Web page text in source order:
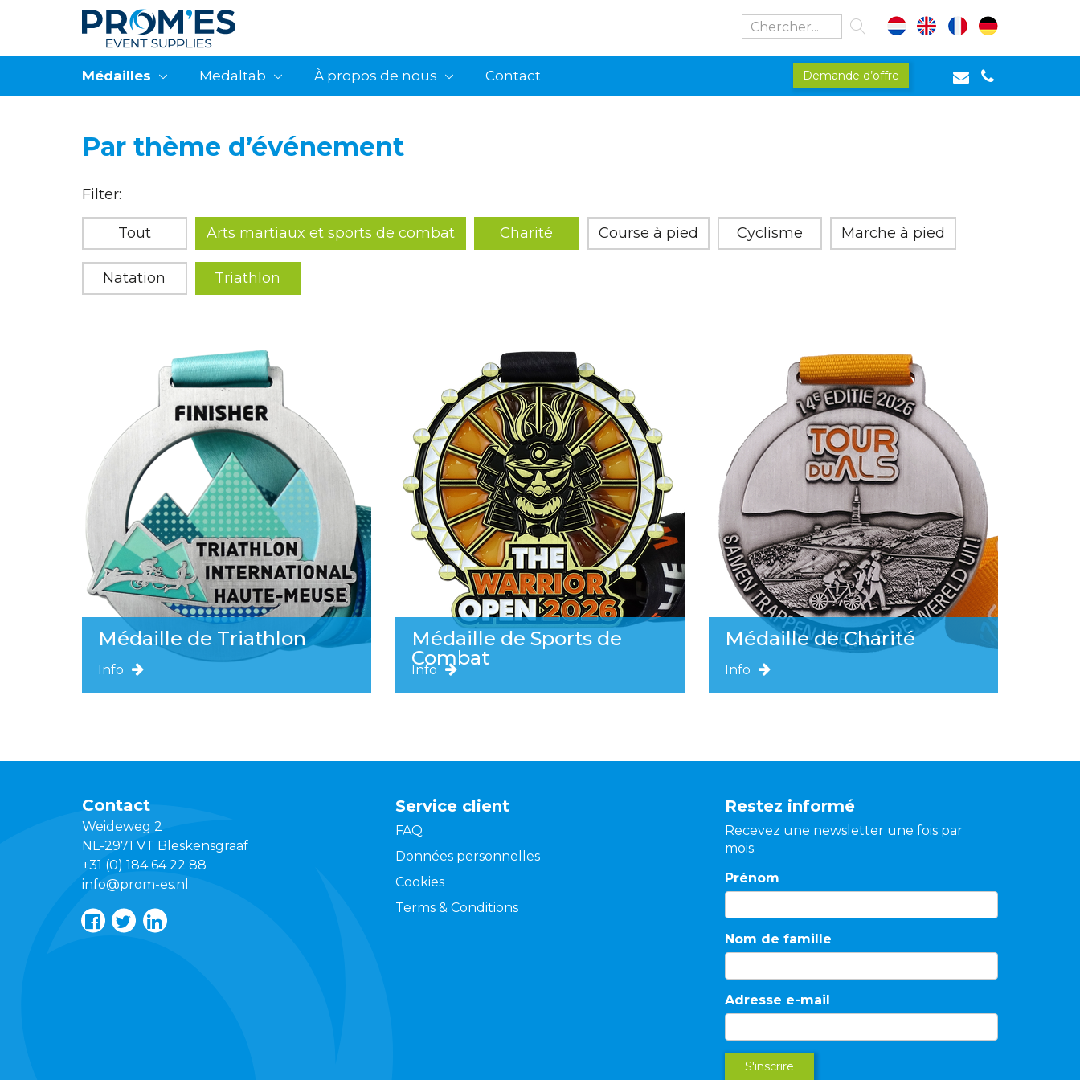
Médailles Medaltab À propos de nous Contact Demande d’offre
Par thème d’événement
Filter:
Tout Arts martiaux et sports de combat Charité Course à pied Cyclisme Marche à pied
Natation Triathlon
Médaille de Triathlon
Info
Médaille de Sports de
Combat
Info
Médaille de Charité
Info
Contact
Weideweg 2
NL-2971 VT Bleskensgraaf
+31 (0) 184 64 22 88
info@prom-es.nl
Service client
FAQ
Données personnelles
Cookies
Terms & Conditions
Restez informé
Recevez une newsletter une fois par
mois.
Prénom
Nom de famille
Adresse e-mail
S'inscrire